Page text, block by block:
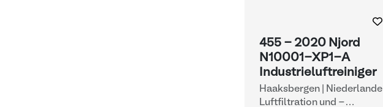
455 - 2020 Njord
N10001-XP1-A
Industrieluftreiniger
Haaksbergen | Niederlande
Luftfiltration und -